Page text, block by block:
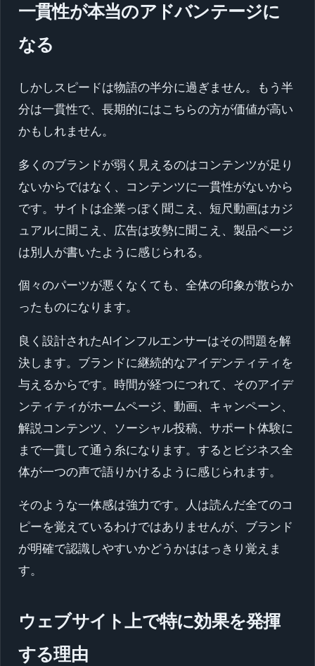
一貫性が本当のアドバンテージに
なる
しかしスピードは物語の半分に過ぎません。もう半
分は一貫性で、長期的にはこちらの方が価値が高い
かもしれません。
多くのブランドが弱く見えるのはコンテンツが足り
ないからではなく、コンテンツに一貫性がないから
です。サイトは企業っぽく聞こえ、短尺動画はカジ
ュアルに聞こえ、広告は攻勢に聞こえ、製品ページ
は別人が書いたように感じられる。
個々のパーツが悪くなくても、全体の印象が散らか
ったものになります。
良く設計されたAIインフルエンサーはその問題を解
決します。ブランドに継続的なアイデンティティを
与えるからです。時間が経つにつれて、そのアイデ
ンティティがホームページ、動画、キャンペーン、
解説コンテンツ、ソーシャル投稿、サポート体験に
まで一貫して通う糸になります。するとビジネス全
体が一つの声で語りかけるように感じられます。
そのような一体感は強力です。人は読んだ全てのコ
ピーを覚えているわけではありませんが、ブランド
が明確で認識しやすいかどうかははっきり覚えま
す。
ウェブサイト上で特に効果を発揮
する理由